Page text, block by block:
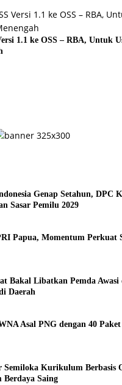
1.1 ke OSS – RBA, Untuk
Genap Setahun, DPC
Sasar Pemilu 2029
Papua, Momentum Perkuat
Bakal Libatkan Pemda
Daerah
Asal PNG dengan 40
Semiloka Kurikulum Berbasis
Saing